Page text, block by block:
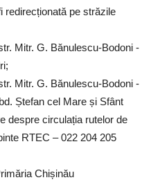
redirecționată pe străzile
Mitr. G. Bănulescu-Bodoni -
Mitr. G. Bănulescu-Bodoni -
Ștefan cel Mare și Sfânt
despre circulația rutelor de
RTEC – 022 204 205
Chișinău